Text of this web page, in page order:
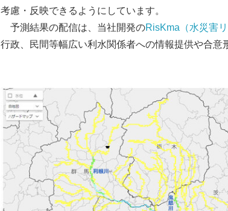
考慮・反映できるようにしています。
予測結果の配信は、当社開発のRisKma（水災害
行政、民間等幅広い利水関係者への情報提供や合意